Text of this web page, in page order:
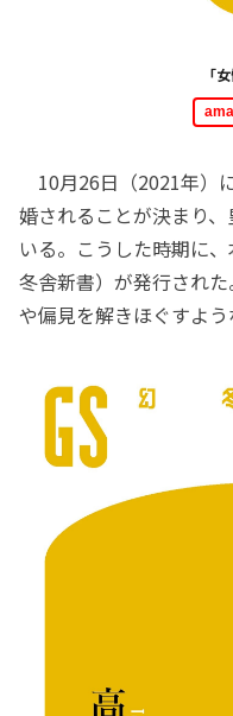
「
10月26日（2021年）
婚されることが決まり
いる。こうした時期に
冬舎新書）が発行され
や偏見を解きほぐすよう